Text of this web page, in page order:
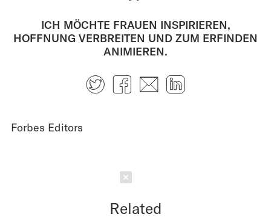
ICH MÖCHTE FRAUEN INSPIRIEREN,
HOFFNUNG VERBREITEN UND ZUM ERFINDEN
ANIMIEREN.
TwitterFacebook
E-mail
Forbes Editors
Related